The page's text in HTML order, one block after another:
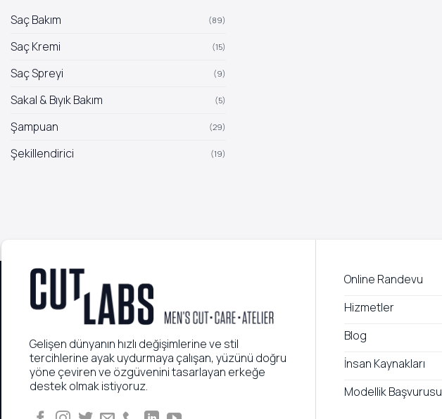
Saç Bakım (89)
Saç Kremi (15)
Saç Spreyi (9)
Sakal & Bıyık Bakım (5)
Şampuan (29)
Şekillendirici (19)
Gelişen dünyanın hızlı değişimlerine ve stil
tercihlerine ayak uydurmaya çalışan, yüzünü doğru
yöne çeviren ve özgüvenini tasarlayan erkeğe
destek olmak istiyoruz.
Online Randevu
Hizmetler
Blog
İnsan Kaynakları
Modellik Başvurusu